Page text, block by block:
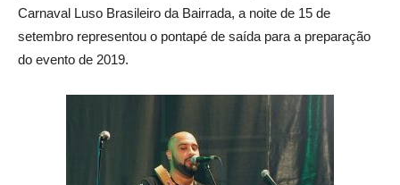
Carnaval Luso Brasileiro da Bairrada, a noite de 15 de
setembro representou o pontapé de saída para a preparação
do evento de 2019.